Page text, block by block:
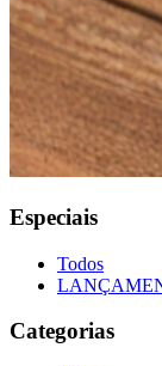
Especiais
Todos
Categorias